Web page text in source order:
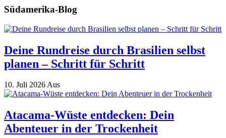
Südamerika-Blog
Deine Rundreise durch Brasilien selbst
planen – Schritt für Schritt
10. Juli 2026Aus
Atacama-Wüste entdecken: Dein
Abenteuer in der Trockenheit